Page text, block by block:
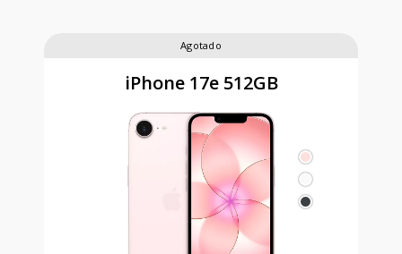
Agotado
iPhone 17e 512GB